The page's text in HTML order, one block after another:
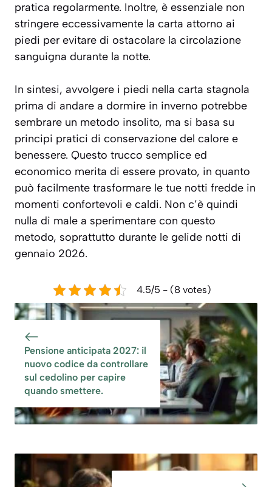
pratica regolarmente. Inoltre, è essenziale non
stringere eccessivamente la carta attorno ai
piedi per evitare di ostacolare la circolazione
sanguigna durante la notte.
In sintesi, avvolgere i piedi nella carta stagnola
prima di andare a dormire in inverno potrebbe
sembrare un metodo insolito, ma si basa su
principi pratici di conservazione del calore e
benessere. Questo trucco semplice ed
economico merita di essere provato, in quanto
può facilmente trasformare le tue notti fredde in
momenti confortevoli e caldi. Non c’è quindi
nulla di male a sperimentare con questo
metodo, soprattutto durante le gelide notti di
gennaio 2026.
4.5/5 - (8 votes)
Pensione anticipata 2027: il
nuovo codice da controllare
sul cedolino per capire
quando smettere.